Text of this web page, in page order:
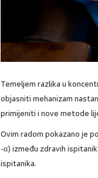
Temeljem razlika u
objasniti mehanizam
primijeniti i nove metode
Ovim radom pokazano je
-α) između zdravih
ispitanika.